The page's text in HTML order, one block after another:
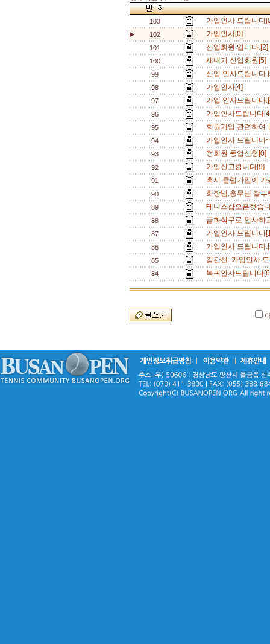
103 가입인사 드립니
▶ 102 가입인사[0]
101 신입회원 입니다
100 새내기 신입회원[5]
99 신입 인사드립니다
98 가입인사[4]
97 가입 인사드립니다
96 가입인사드립니다
95 회원가입 관련하
94 가입인사 드립니
93 정회원 등업신청[0]
92 가입신고합니다[9]
91 혹시 클럽가입이
90 회장님,총무님 잘
89 테니스샵오픈햇습
88 금화식구로 인사
87 가입인사 드립니
86 가입인사 드립니
85 김관선. 가입인사
84 복귀인사드립니다